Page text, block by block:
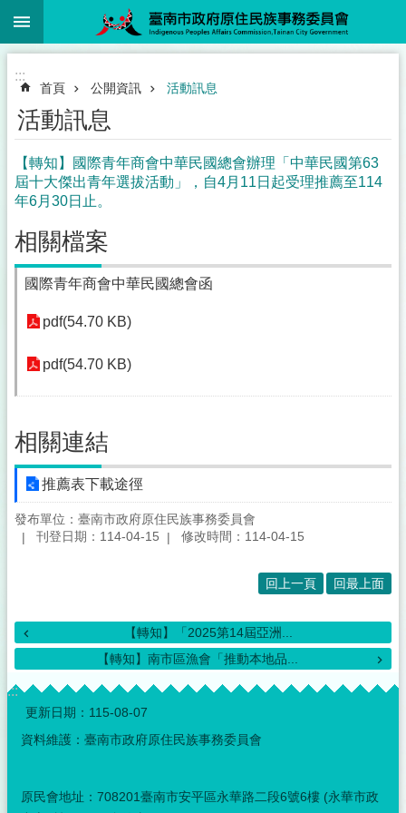
跳到主要內容區塊
:::
首頁 公開資訊 活動訊息
活動訊息
【轉知】國際青年商會中華民國總會辦理「中華民國第63
屆十大傑出青年選拔活動」，自4月11日起受理推薦至114
年6月30日止。
相關檔案
國際青年商會中華民國總會函
pdf(54.70 KB)
pdf(54.70 KB)
相關連結
推薦表下載途徑
發布單位：臺南市政府原住民族事務委員會
刊登日期：114-04-15
修改時間：114-04-15
回上一頁 回最上面
【轉知】「2025第14屆亞洲...
【轉知】南市區漁會「推動本地品...
:::
更新日期： 115-08-07
資料維護：臺南市政府原住民族事務委員會
原民會地址：708201臺南市安平區永華路二段6號6樓 (永華市政